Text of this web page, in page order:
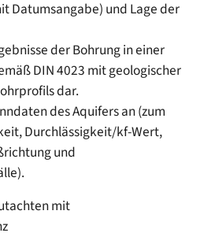
Datumsangabe) und Lage der
der Bohrung in einer
DIN 4023 mit geologischer
dar.
des Aquifers an(zum
Durchlässigkeit/kf-Wert,
und
.
mit